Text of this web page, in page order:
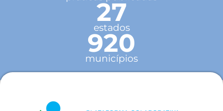
27
estados
920
municípios